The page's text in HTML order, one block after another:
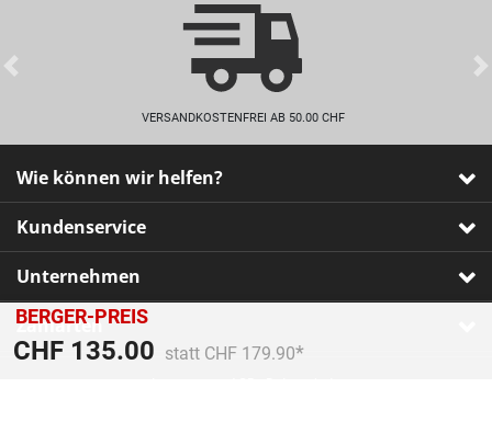
BERGER-PREIS
CHF 135.00 Preis reduziert von
statt CHF 179.90
An
VERSANDKOSTENFREI AB 50.00 CHF
Previous
Wie können wir helfen?
Kundenservice
Unternehmen
Zahlarten